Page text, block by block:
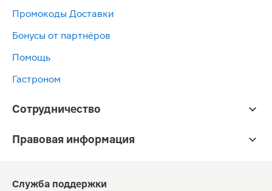
Промокоды Доставки
Бонусы от партнёров
Помощь
Гастроном
Сотрудничество
Правовая информация
Служба поддержки